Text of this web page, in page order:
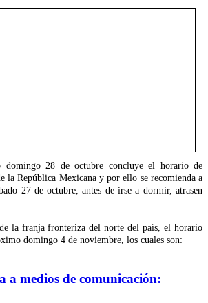
domingo 28 de octubre concluye el horario de
la República Mexicana y por ello se recomienda a
27 de octubre, antes de irse a dormir, atrasen
la franja fronteriza del norte del país, el horario
domingo 4 de noviembre, los cuales son:
a medios de comunicación: